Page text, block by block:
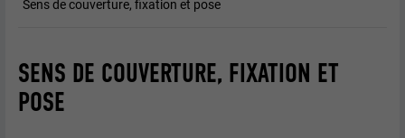
Sens de couverture, fixation et pose
SENS DE COUVERTURE, FIXATION ET
POSE